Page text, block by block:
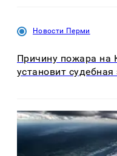
Новости Перми
Причину пожара на
установит судебная